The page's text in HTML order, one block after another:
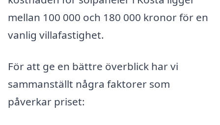
mellan 100 000 och 180 000 kronor för en
vanlig villafastighet.
För att ge en bättre överblick har vi
sammanställt några faktorer som
påverkar priset: